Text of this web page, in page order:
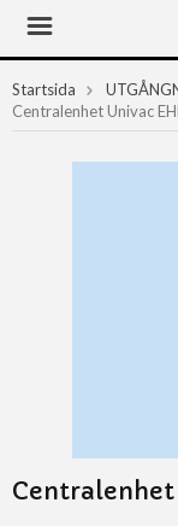
Startsida
Centralenhet Univac
Centralenhet